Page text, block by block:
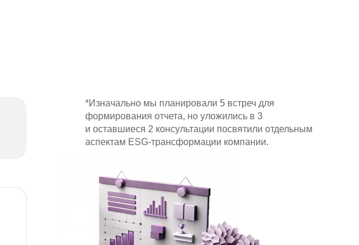
*Изначально мы планировали 5 встреч для
формирования отчета, но уложились в 3
и оставшиеся 2 консультации посвятили отдельным
аспектам ESG-трансформации компании.